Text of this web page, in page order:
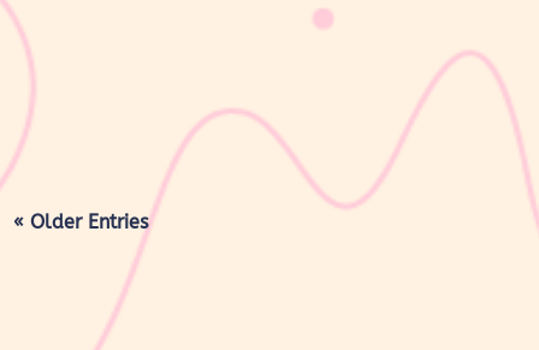
kulit bayi baru lahir sering kali membuat Mom & Dad khawatir.
Tidak jarang lapisan ini dianggap sebagai kotoran atau sisa cairan
persalinan yang harus segera dibersihkan, terutama jika jumlahnya
« Older Entries